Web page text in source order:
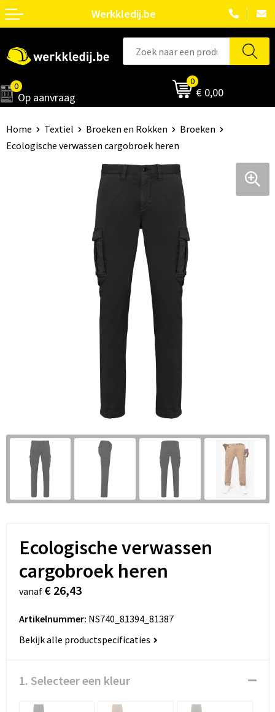
Werkkledij.be
0
Op aanvraag
0
€ 0,00
Home Textiel Broeken en Rokken
Broeken
Ecologische verwassen cargobroek heren
Ecologische verwassen
cargobroek heren
vanaf € 26,43
Artikelnummer: NS740_81394_81387
Bekijk alle productspecificaties
1. Selecteer een kleur